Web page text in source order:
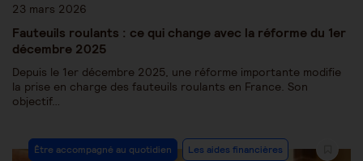
23 mars 2026
Fauteuils roulants : ce qui change avec la réforme du 1er
décembre 2025
Depuis le 1er décembre 2025, une réforme importante modifie
la prise en charge des fauteuils roulants en France. Son
objectif…
Être accompagné au quotidien Les aides financières